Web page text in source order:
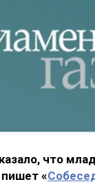
что
«